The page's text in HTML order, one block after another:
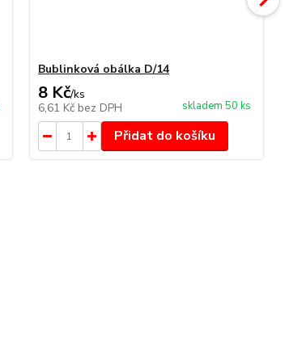
Bublinková obálka D/14
8 Kč/ks
6,61 Kč bez DPH skladem 50 ks
Přidat do košíku